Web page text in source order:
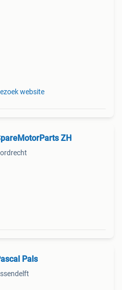
website
ZH
Pals